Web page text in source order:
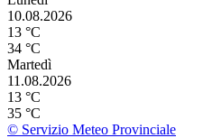
10.08.2026
13 °C
34 °C
Martedì
11.08.2026
13 °C
35 °C
© Servizio Meteo Provinciale